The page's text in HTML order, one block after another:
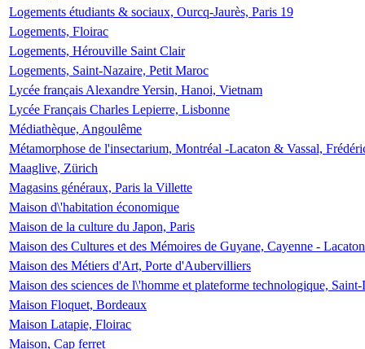
Logements étudiants & sociaux, Ourcq-Jaurès, Paris 19
Logements, Floirac
Logements, Hérouville Saint Clair
Logements, Saint-Nazaire, Petit Maroc
Lycée français Alexandre Yersin, Hanoi, Vietnam
Lycée Français Charles Lepierre, Lisbonne
Médiathèque, Angoulême
Métamorphose de l'insectarium, Montréal -Lacaton & Vassal,
Maaglive, Zürich
Magasins généraux, Paris la Villette
Maison d\'habitation économique
Maison de la culture du Japon, Paris
Maison des Cultures et des Mémoires de Guyane, Cayenne -
Maison des Métiers d'Art, Porte d'Aubervilliers
Maison des sciences de l\'homme et plateforme technologique,
Maison Floquet, Bordeaux
Maison Latapie, Floirac
Maison, Cap ferret